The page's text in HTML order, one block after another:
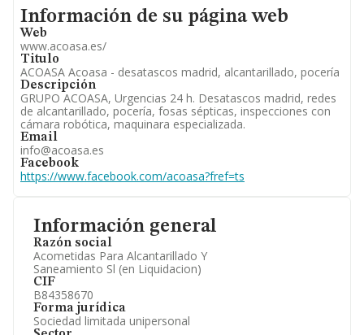
Información general
Razón social
Acometidas Para Alcantarillado Y
Saneamiento Sl (en Liquidacion)
CIF
B84358670
Forma jurídica
Sociedad limitada unipersonal
Accionistas.
Participaciones y Vinculaciones en otras empresas.
Información oficial y registral complementaria.
Informacion de su página web
Información de su página web
Web
www.acoasa.es/
Titulo
ACOASA Acoasa - desatascos madrid, alcantarillado, pocería
Descripción
GRUPO ACOASA, Urgencias 24 h. Desatascos madrid, redes
de alcantarillado, pocería, fosas sépticas, inspecciones con
cámara robótica, maquinara especializada.
Email
info@acoasa.es
Facebook
https://www.facebook.com/acoasa?fref=ts